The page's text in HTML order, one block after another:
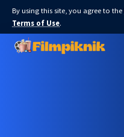
By using this site, you agree to the
Terms of Use.